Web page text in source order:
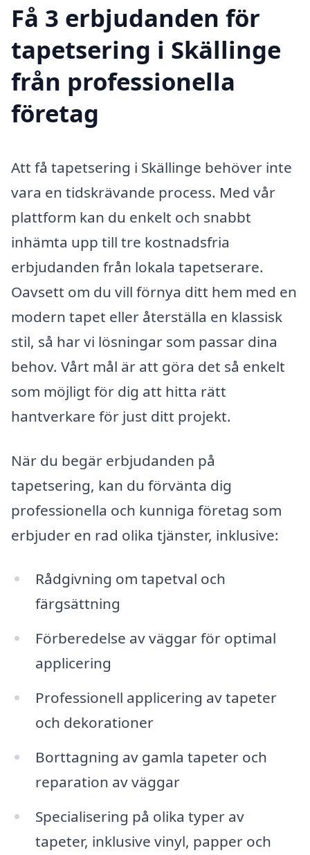
Få 3 erbjudanden för
tapetsering i Skällinge
från professionella
företag
Att få tapetsering i Skällinge behöver inte
vara en tidskrävande process. Med vår
plattform kan du enkelt och snabbt
inhämta upp till tre kostnadsfria
erbjudanden från lokala tapetserare.
Oavsett om du vill förnya ditt hem med en
modern tapet eller återställa en klassisk
stil, så har vi lösningar som passar dina
behov. Vårt mål är att göra det så enkelt
som möjligt för dig att hitta rätt
hantverkare för just ditt projekt.
När du begär erbjudanden på
tapetsering, kan du förvänta dig
professionella och kunniga företag som
erbjuder en rad olika tjänster, inklusive:
Rådgivning om tapetval och
färgsättning
Förberedelse av väggar för optimal
applicering
Professionell applicering av tapeter
och dekorationer
Borttagning av gamla tapeter och
reparation av väggar
Specialisering på olika typer av
tapeter, inklusive vinyl, papper och